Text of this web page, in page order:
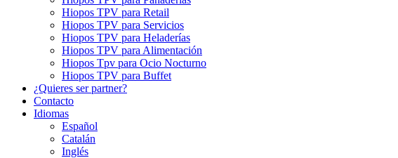
Hiopos TPV para Retail
Hiopos TPV para Servicios
Hiopos TPV para Heladerías
Hiopos TPV para Alimentación
Hiopos Tpv para Ocio Nocturno
Hiopos TPV para Buffet
¿Quieres ser partner?
Contacto
Idiomas
Español
Catalán
Inglés